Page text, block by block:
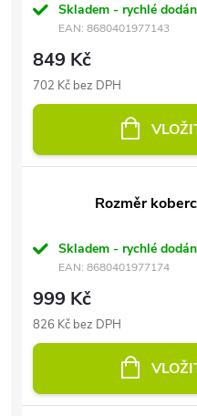
Skladem - rychlé
EAN: 8680401977143
849 Kč
702 Kč bez DPH
Rozměr
Skladem - rychlé
EAN: 8680401977174
999 Kč
826 Kč bez DPH